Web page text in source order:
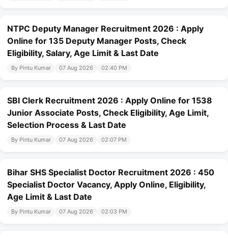
NTPC Deputy Manager Recruitment 2026 : Apply
Online for 135 Deputy Manager Posts, Check
Eligibility, Salary, Age Limit & Last Date
By Pintu Kumar 07 Aug 2026 02:40 PM
SBI Clerk Recruitment 2026 : Apply Online for 1538
Junior Associate Posts, Check Eligibility, Age Limit,
Selection Process & Last Date
By Pintu Kumar 07 Aug 2026 02:07 PM
Bihar SHS Specialist Doctor Recruitment 2026 : 450
Specialist Doctor Vacancy, Apply Online, Eligibility,
Age Limit & Last Date
By Pintu Kumar 07 Aug 2026 02:03 PM